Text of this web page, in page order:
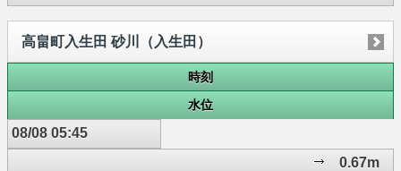
高畠町入生田 砂川（入生田）
時刻
水位
08/08 05:45
0.67m